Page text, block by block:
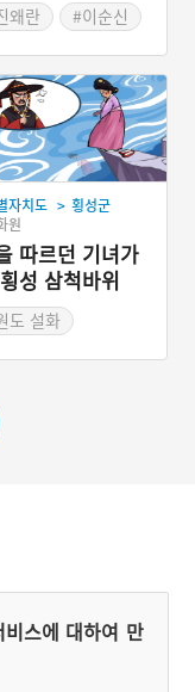
속아 대패하였다고
로 인해 주민들은
이 속은 갯가’라 하
을 '속싯개'라 불렀
다. 그런데 이 해전
조력자가 있으니 그
로 무기정 곱세집의
를 기녀였다고 한다.
이 일어나기 전 일
선에 밀사를 보낸다.
임무를 수행하던 중
머물고, 한 기녀에
을 빼앗긴다. 이후
임무를 완수하고 다
를 찾아가고, 술에
신이 이 고을의 주인
이라 말한다. 이를
를 발견하고, 지도를
다. 이러한 기녀의 숨
로 임진왜란 때 당항
왜란
#이순신
자치도 > 횡성군
원
따르던 기녀가
성 삼척바위
도 설화
스에 대하여 만